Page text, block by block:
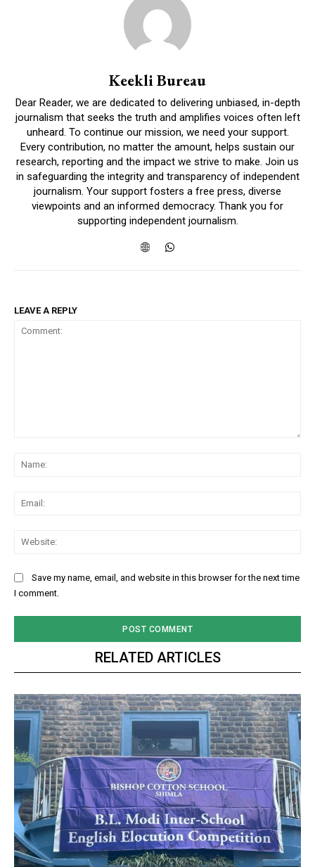
Keekli Bureau
Dear Reader, we are dedicated to delivering unbiased, in-depth
journalism that seeks the truth and amplifies voices often left
unheard. To continue our mission, we need your support.
Every contribution, no matter the amount, helps sustain our
research, reporting and the impact we strive to make. Join us
in safeguarding the integrity and transparency of independent
journalism. Your support fosters a free press, diverse
viewpoints and an informed democracy. Thank you for
supporting independent journalism.
LEAVE A REPLY
Save my name, email, and website in this browser for the next time
I comment.
RELATED ARTICLES